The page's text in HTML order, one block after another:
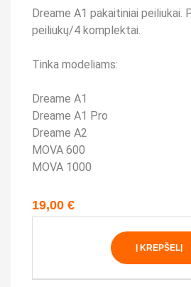
Dreame A1 pakaitiniai peiliukai.
peiliukų/4 komplektai.
Tinka modeliams:
Dreame A1
Dreame A1 Pro
Dreame A2
MOVA 600
MOVA 1000
19,00 €
Į KREPŠELĮ